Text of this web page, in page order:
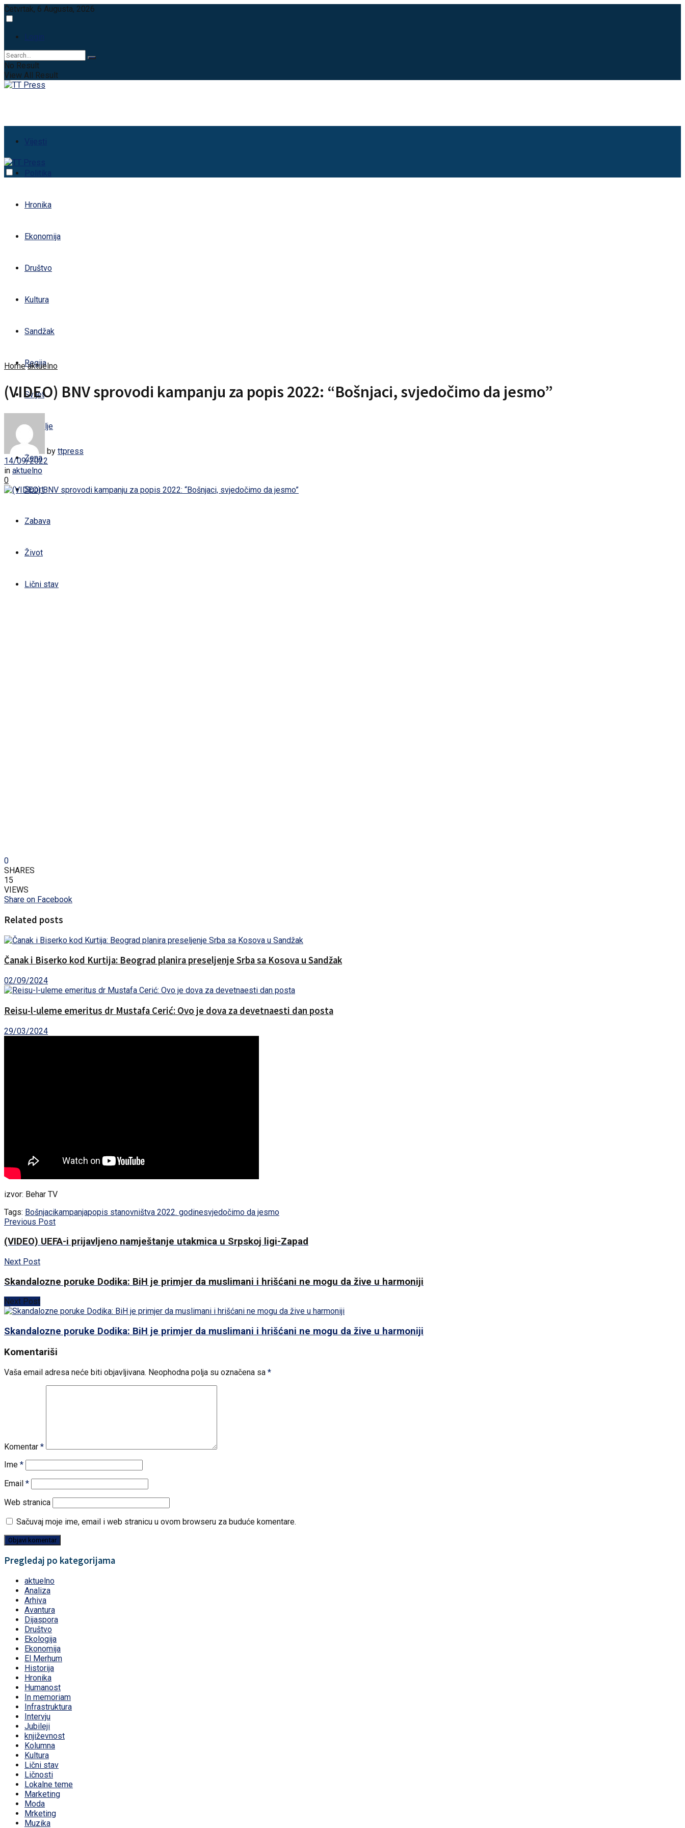
Četvrtak, 6 Augusta, 2026
Login
No Result
View All Result
Vijesti
Politika
Hronika
Ekonomija
Društvo
Kultura
Sandžak
Regija
Svijet
Zdravlje
Žena
Sport
Zabava
Život
Lični stav
Home aktuelno
(VIDEO) BNV sprovodi kampanju za popis 2022: “Bošnjaci, svjedočimo da jesmo”
by ttpress
14/09/2022
in aktuelno
0
0
SHARES
15
VIEWS
Share on Facebook
Related posts
Čanak i Biserko kod Kurtija: Beograd planira preseljenje Srba sa Kosova u Sandžak
02/09/2024
Reisu-l-uleme emeritus dr Mustafa Cerić: Ovo je dova za devetnaesti dan posta
29/03/2024
izvor: Behar TV
Tags: Bošnjacikampanjapopis stanovništva 2022. godinesvjedočimo da jesmo
Previous Post
(VIDEO) UEFA-i prijavljeno namještanje utakmica u Srpskoj ligi-Zapad
Next Post
Skandalozne poruke Dodika: BiH je primjer da muslimani i hrišćani ne mogu da žive u harmoniji
Next Post
Skandalozne poruke Dodika: BiH je primjer da muslimani i hrišćani ne mogu da žive u harmoniji
Komentariši
Vaša email adresa neće biti objavljivana. Neophodna polja su označena sa *
Komentar *
Ime *
Email *
Web stranica
Sačuvaj moje ime, email i web stranicu u ovom browseru za buduće komentare.
Pregledaj po kategorijama
aktuelno
Analiza
Arhiva
Avantura
Dijaspora
Društvo
Ekologija
Ekonomija
El Merhum
Historija
Hronika
Humanost
In memoriam
Infrastruktura
Intervju
Jubileji
književnost
Kolumna
Kultura
Lični stav
Ličnosti
Lokalne teme
Marketing
Moda
Mrketing
Muzika